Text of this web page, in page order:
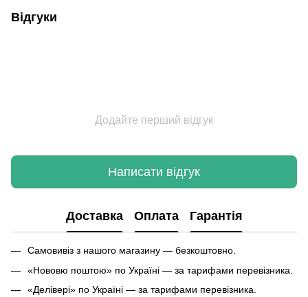
Відгуки
Додайте перший відгук
Написати відгук
Доставка Оплата Гарантія
Самовивіз з нашого магазину — безкоштовно.
«Нововю поштою» по Україні — за тарифами перевізника.
«Делівері» по Україні — за тарифами перевізника.